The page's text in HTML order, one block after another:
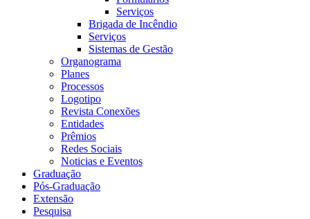
Serviços
Brigada de Incêndio
Serviços
Sistemas de Gestão
Organograma
Planes
Processos
Logotipo
Revista Conexões
Entidades
Prêmios
Redes Sociais
Noticias e Eventos
Graduação
Pós-Graduação
Extensão
Pesquisa